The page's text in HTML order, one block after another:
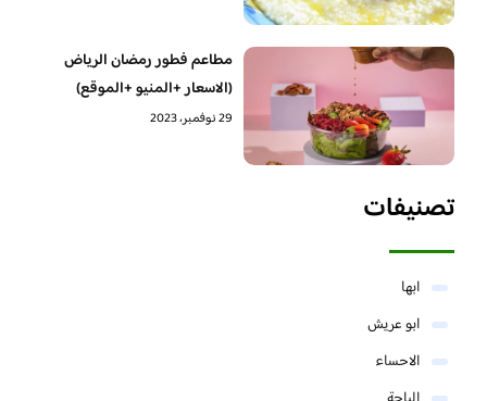
مطاعم فطور رمضان الرياض
(الاسعار +المنيو +الموقع)
29 نوفمبر، 2023
تصنيفات
ابها
ابو عريش
الاحساء